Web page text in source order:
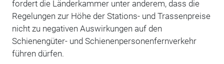
fordert die Länderkammer unter anderem, dass die
Regelungen zur Höhe der Stations- und Trassenpreise
nicht zu negativen Auswirkungen auf den
Schienengüter- und Schienenpersonenfernverkehr
führen dürfen.